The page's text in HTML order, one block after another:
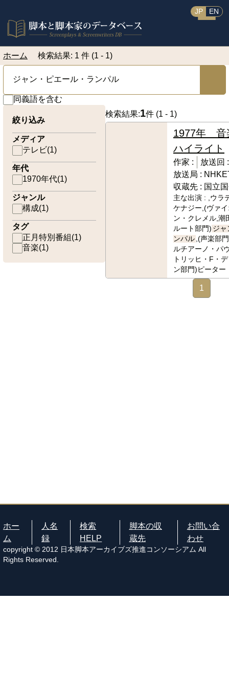
JP EN
ホーム 検索結果: 1 件 (1 - 1)
同義語を含む
絞り込み
メディア
テレビ(1)
年代
1970年代(1)
ジャンル
構成(1)
タグ
正月特別番組(1)
音楽(1)
検索結果:1件 (1 - 1)
1977年 音
ハイライト
作家 :
放送回 :
放送局 :
収蔵先 : 国立
主な出演 :
,ウラ
ケナジー,(ヴァ
ン・クレメル,潮
ルート部門) ジャ
ンパル ,(声楽部
ルチアーノ・パ
トリッヒ・F・
ン部門)ピーター
1
ホー
ム
人名
録
検索
HELP
脚本の収
蔵先
お問い合
わせ
copyright © 2012 日本脚本アーカイブズ推進コンソーシアム All
Rights Reserved.